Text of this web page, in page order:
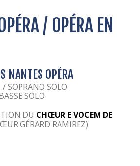
/ OPÉRA EN
NANTES OPÉRA
/ SOPRANO SOLO
SOLO
DU CHŒUR E VOCEM DE
GÉRARD RAMIREZ)